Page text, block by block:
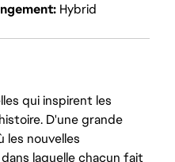
Hybrid
qui inspirent les
D'une grande
les nouvelles
laquelle chacun fait